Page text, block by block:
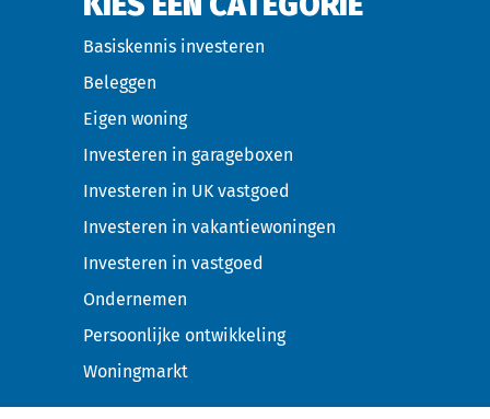
Basiskennis investeren
Beleggen
Eigen woning
Investeren in garageboxen
Investeren in UK vastgoed
Investeren in vakantiewoningen
Investeren in vastgoed
Ondernemen
Persoonlijke ontwikkeling
Woningmarkt